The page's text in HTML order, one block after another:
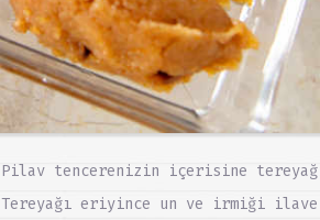
Pilav tencerenizin içerisine
Tereyağı eriyince un ve irmiği ilave